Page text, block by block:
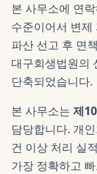
본 사무소에 연
수준이어서 변
파산 선고 후 면
대구회생법원의
단축되었습니다.
본 사무소는 제
담당합니다. 개
건 이상 처리 실
가장 정확하고